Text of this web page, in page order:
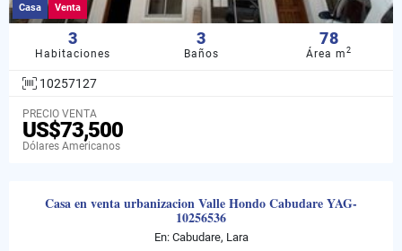
Casa Venta
3
Habitaciones
3
Baños
78
Área m2
10257127
PRECIO VENTA
US$73,500
Dólares Americanos
Casa en venta urbanizacion Valle Hondo Cabudare YAG-
10256536
En: Cabudare, Lara